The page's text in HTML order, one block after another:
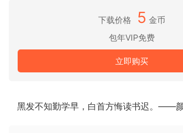
的文本，只需确保您的文本编辑器没有在末
点击“启动Bitwig Studio”并享受！
Bitwig Studio是一种单一解决方案，可在制
下载价格 5 金币
包年VIP免费
立即购买
黑发不知勤学早，白首方悔读书迟。——颜